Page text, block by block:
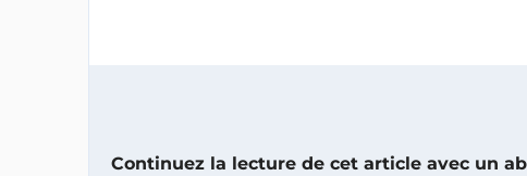
Continuez la lecture de cet article avec un